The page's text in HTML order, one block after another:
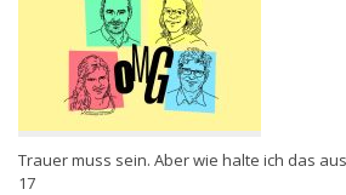
Trauer muss sein. Aber wie halte ich das
17